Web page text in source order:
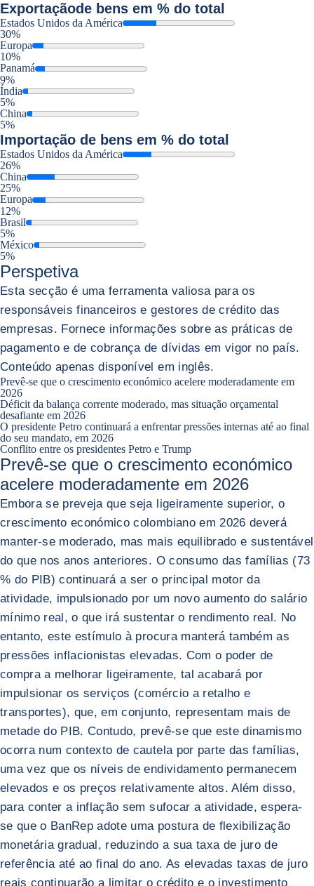
Exportaçãode bens em % do total
Estados Unidos da América
30%
Europa
10%
Panamá
9%
Índia
5%
China
5%
Importação de bens em % do total
Estados Unidos da América
26%
China
25%
Europa
12%
Brasil
5%
México
5%
Perspetiva
Esta secção é uma ferramenta valiosa para os
responsáveis financeiros e gestores de crédito das
empresas. Fornece informações sobre as práticas de
pagamento e de cobrança de dívidas em vigor no país.
Conteúdo apenas disponível em inglês.
Prevê-se que o crescimento económico acelere moderadamente em
2026
Déficit da balança corrente moderado, mas situação orçamental
desafiante em 2026
O presidente Petro continuará a enfrentar pressões internas até ao final
do seu mandato, em 2026
Conflito entre os presidentes Petro e Trump
Prevê-se que o crescimento económico
acelere moderadamente em 2026
Embora se preveja que seja ligeiramente superior, o
crescimento económico colombiano em 2026 deverá
manter-se moderado, mas mais equilibrado e sustentável
do que nos anos anteriores. O consumo das famílias (73
% do PIB) continuará a ser o principal motor da
atividade, impulsionado por um novo aumento do salário
mínimo real, o que irá sustentar o rendimento real. No
entanto, este estímulo à procura manterá também as
pressões inflacionistas elevadas. Com o poder de
compra a melhorar ligeiramente, tal acabará por
impulsionar os serviços (comércio a retalho e
transportes), que, em conjunto, representam mais de
metade do PIB. Contudo, prevê-se que este dinamismo
ocorra num contexto de cautela por parte das famílias,
uma vez que os níveis de endividamento permanecem
elevados e os preços relativamente altos. Além disso,
para conter a inflação sem sufocar a atividade, espera-
se que o BanRep adote uma postura de flexibilização
monetária gradual, reduzindo a sua taxa de juro de
referência até ao final do ano. As elevadas taxas de juro
reais continuarão a limitar o crédito e o investimento